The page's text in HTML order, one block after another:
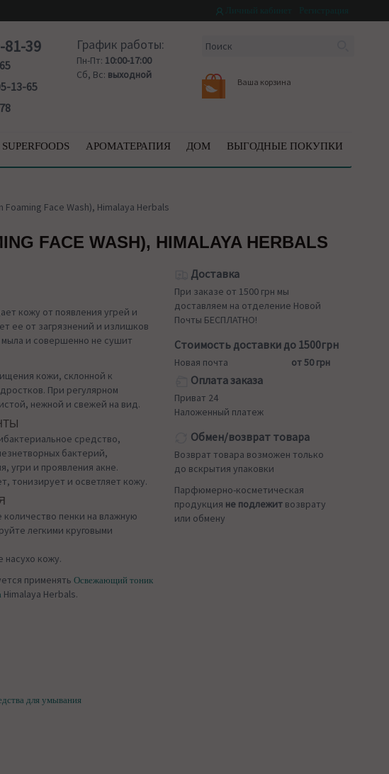
81-39
13-65
График работы:
Пн-Пт: 10:00-17:00
Сб, Вс: выходной
Ваша корзина
SUPERFOODS АРОМАТЕРАПИЯ ДОМ ВЫГОДНЫЕ ПОКУПКИ
Face Wash), Himalaya Herbals
FACE WASH), HIMALAYA HERBALS
кожу от появления угрей и
ее от загрязнений и излишков
и совершенно не сушит
кожи, склонной к
При регулярном
нежной и свежей на вид.
средство,
бактерий,
угри и проявления акне.
тонизирует и осветляет кожу.
пенки на влажную
легкими круговыми
насухо кожу.
применятьОсвежающий тоник
Himalaya Herbals.
для умывания
Доставка
При заказе от 1500 грн мы
доставляем на отделение Новой
Почты БЕСПЛАТНО!
Стоимость доставки до 1500грн
Новая почта от 50 грн
Оплата заказа
Приват 24
Наложенный платеж
Обмен/возврат товара
Возврат товара возможен только
до вскрытия упаковки
Парфюмерно-косметическая
продукция не подлежит возврату
или обмену